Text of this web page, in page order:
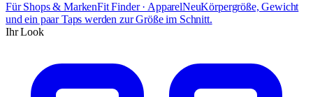
Für Shops & MarkenFit Finder · ApparelNeuKörpergröße, Gewicht
und ein paar Taps werden zur Größe im Schnitt.
Ihr Look